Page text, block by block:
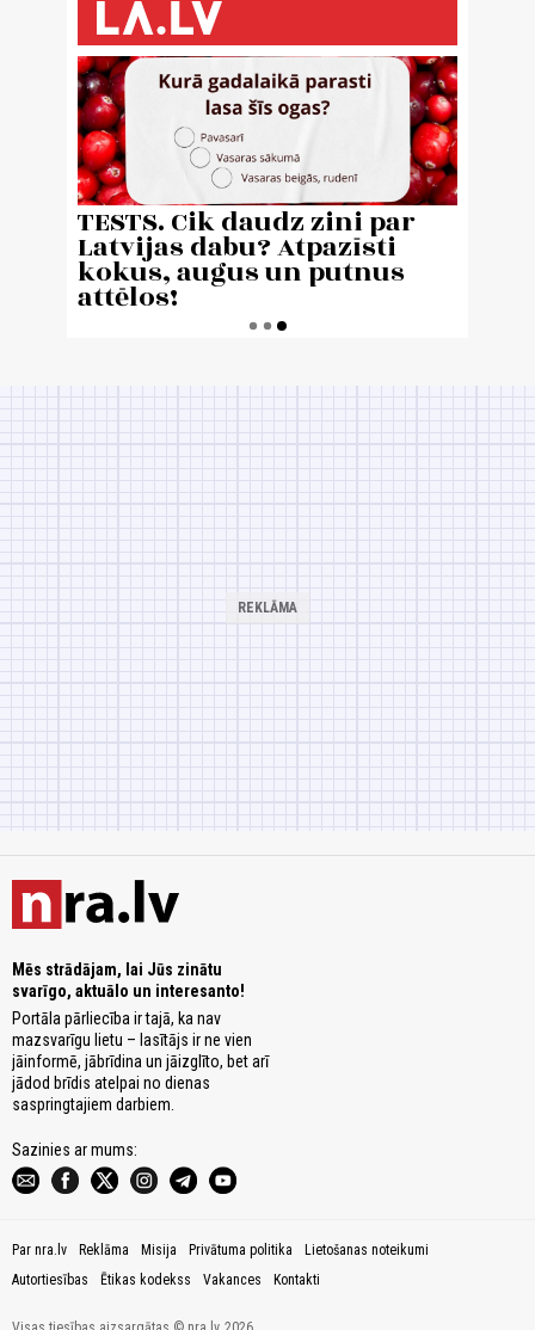
Mēs strādājam, lai Jūs zinātu
svarīgo, aktuālo un interesanto!
Portāla pārliecība ir tajā, ka nav
mazsvarīgu lietu – lasītājs ir ne vien
jāinformē, jābrīdina un jāizglīto, bet arī
jādod brīdis atelpai no dienas
saspringtajiem darbiem.
Sazinies ar mums:
Par nra.lv Reklāma Misija Privātuma politika
Lietošanas noteikumi
Autortiesības
Ētikas kodekss Vakances Kontakti